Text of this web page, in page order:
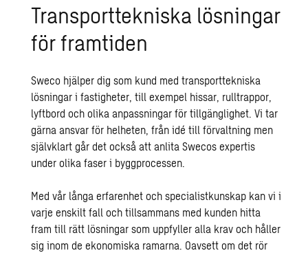
Transporttekniska lösningar
för framtiden
Sweco hjälper dig som kund med transporttekniska
lösningar i fastigheter, till exempel hissar, rulltrappor,
lyftbord och olika anpassningar för tillgänglighet. Vi tar
gärna ansvar för helheten, från idé till förvaltning men
självklart går det också att anlita Swecos expertis
under olika faser i byggprocessen.
Med vår långa erfarenhet och specialistkunskap kan vi i
varje enskilt fall och tillsammans med kunden hitta
fram till rätt lösningar som uppfyller alla krav och håller
sig inom de ekonomiska ramarna. Oavsett om det rör